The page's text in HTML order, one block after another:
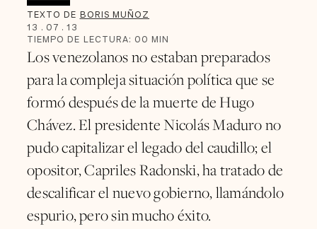
TEXTO DE BORIS MUÑOZ
13 . 07 . 13
TIEMPO DE LECTURA: 00 MIN
Los venezolanos no estaban preparados
para la compleja situación política que se
formó después de la muerte de Hugo
Chávez. El presidente Nicolás Maduro no
pudo capitalizar el legado del caudillo; el
opositor, Capriles Radonski, ha tratado de
descalificar el nuevo gobierno, llamándolo
espurio, pero sin mucho éxito.